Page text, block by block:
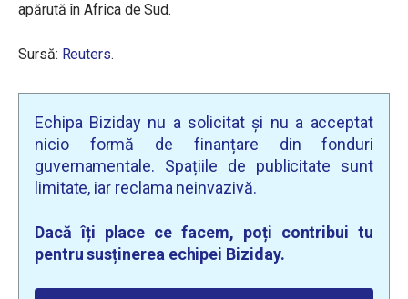
apărută în Africa de Sud.
Sursă: Reuters.
Echipa Biziday nu a solicitat și nu a acceptat
nicio formă de finanțare din fonduri
guvernamentale. Spațiile de publicitate sunt
limitate, iar reclama neinvazivă.
Dacă îți place ce facem, poți contribui tu
pentru susținerea echipei Biziday.